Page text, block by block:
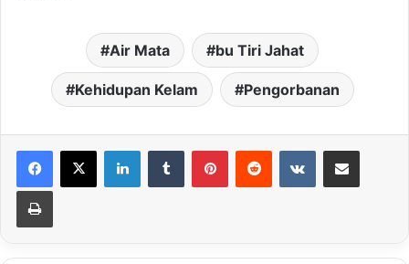
Air Mata bu Tiri Jahat
Kehidupan Kelam Pengorbanan
LinkedInTumblr PinterestReddit VKontakteShare via Email
Print